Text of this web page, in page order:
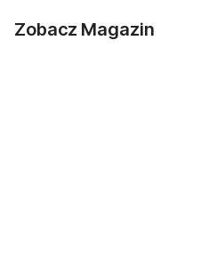
Zobacz Magazin